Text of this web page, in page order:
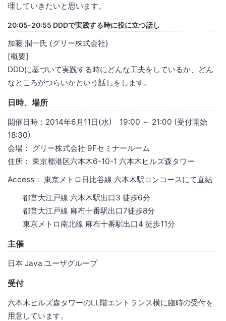
理していきたいと思います。
20:05-20:55 DDDで実践する時に役に立つ話し
加藤 潤一氏 (グリー株式会社)
[概要]
DDDに基づいて実践する時にどんな工夫をしているか、どん
なところがつらいかという話しをします。
日時、場所
開催日時：2014年6月11日(水) 19:00 ～ 21:00 (受付開始
18:30)
会場： グリー株式会社 9Fセミナールーム
住所： 東京都港区六本木6-10-1 六本木ヒルズ森タワー
Access： 東京メトロ日比谷線 六本木駅コンコースにて直結
都営大江戸線 六本木駅出口3 徒歩6分
都営大江戸線 麻布十番駅出口7徒歩8分
東京メトロ南北線 麻布十番駅出口4 徒歩11分
主催
日本 Java ユーザグループ
受付
六本木ヒルズ森タワーのLL階エントランス横に臨時の受付を
用意しています。